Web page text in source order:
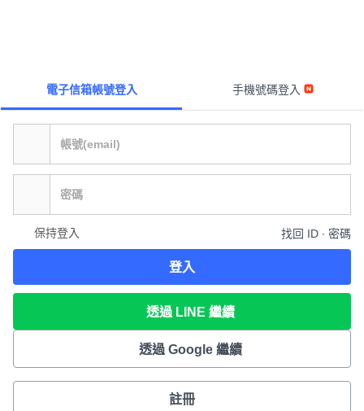
電子信箱帳號登入 手機號碼登入
保持登入 找回 ID ∙ 密碼
登入
透過 LINE 繼續
透過 Google 繼續
註冊